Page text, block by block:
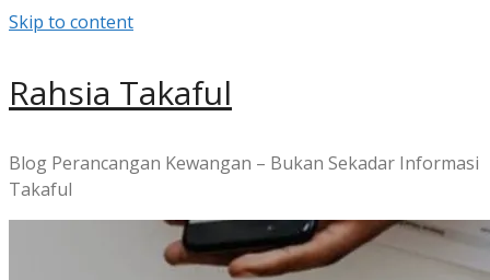
Skip to content
Rahsia Takaful
Blog Perancangan Kewangan – Bukan Sekadar Informasi
Takaful